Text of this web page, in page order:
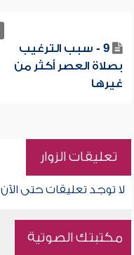
9 - سبب الترغيب
بصلاة العصر أكثر من
غيرها
تعليقات الزوار
لا توجد تعليقات حتى الآن
مكتبتك الصوتية